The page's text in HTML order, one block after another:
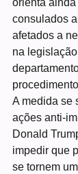
orienta
consulados
afetados a
na
A medida se
ações anti-
Donald
impedir que
se tornem